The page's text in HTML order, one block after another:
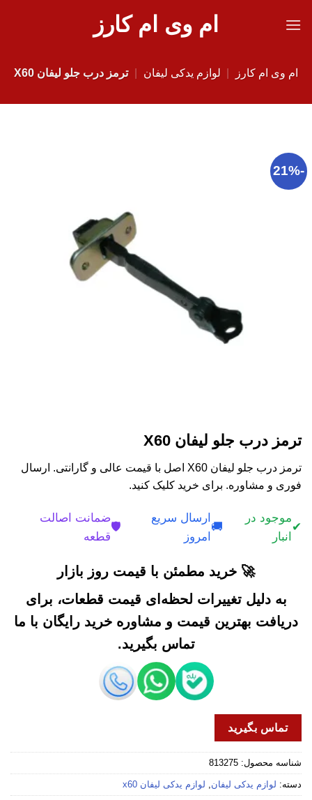
ام وی ام کارز
ام وی ام کارز لوازم یدکی لیفان ترمز درب جلو لیفان X60
-21%
ترمز درب جلو لیفان X60
ترمز درب جلو لیفان X60 اصل با قیمت عالی و گارانتی. ارسال
فوری و مشاوره. برای خرید کلیک کنید.
✔
موجود در
انبار
🚚
ارسال سریع
امروز
🛡️
ضمانت اصالت
قطعه
🚀 خرید مطمئن با قیمت روز بازار
به دلیل تغییرات لحظه‌ای قیمت قطعات، برای
دریافت بهترین قیمت و مشاوره خرید رایگان با ما
تماس بگیرید.
تماس بگیرید
شناسه محصول: 813275
دسته: لوازم یدکی لیفان, لوازم یدکی لیفان x60